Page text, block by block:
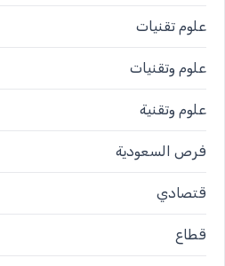
علوم تقنيات
علوم وتقنيات
علوم وتقنية
فرص السعودية
قتصادي
قطاع